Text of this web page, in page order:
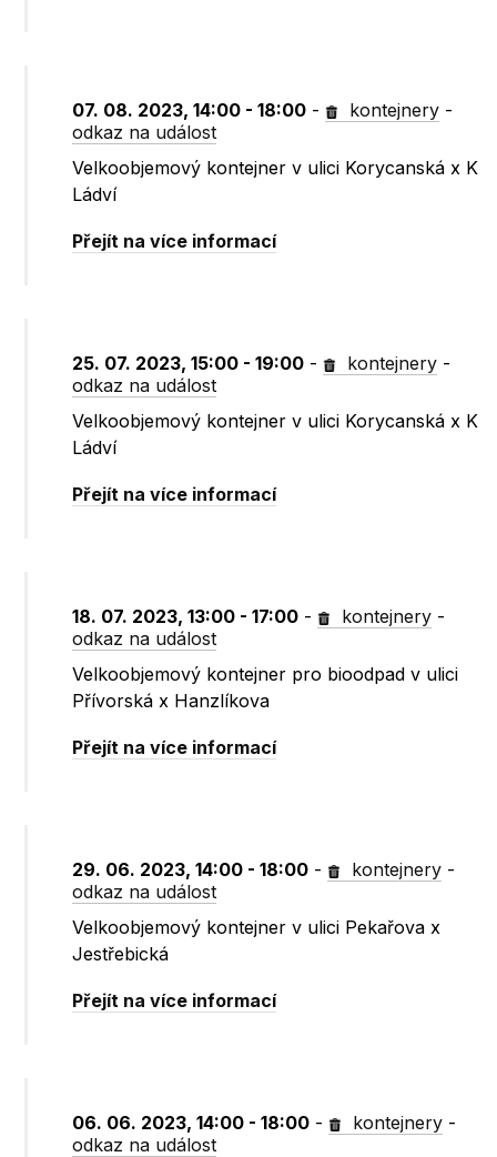
07. 08. 2023, 14:00 - 18:00 - kontejnery -
odkaz na událost
Velkoobjemový kontejner v ulici Korycanská x K
Ládví
Přejít na více informací
25. 07. 2023, 15:00 - 19:00 - kontejnery -
odkaz na událost
Velkoobjemový kontejner v ulici Korycanská x K
Ládví
Přejít na více informací
18. 07. 2023, 13:00 - 17:00 - kontejnery -
odkaz na událost
Velkoobjemový kontejner pro bioodpad v ulici
Přívorská x Hanzlíkova
Přejít na více informací
29. 06. 2023, 14:00 - 18:00 - kontejnery -
odkaz na událost
Velkoobjemový kontejner v ulici Pekařova x
Jestřebická
Přejít na více informací
06. 06. 2023, 14:00 - 18:00 - kontejnery -
odkaz na událost